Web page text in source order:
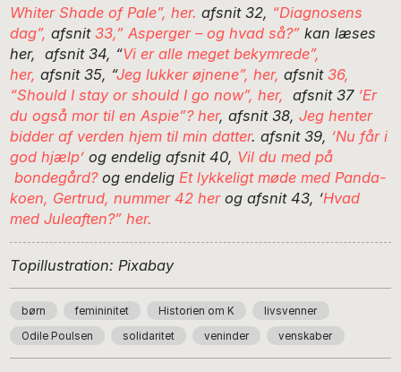
Whiter Shade of Pale”, her. afsnit 32, “Diagnosens
dag”,afsnit33,” Asperger – og hvad så?” kan læses
her, afsnit 34, “Vi er alle meget bekymrede”,
her,afsnit 35, “Jeg lukker øjnene”, her, afsnit36,
“Should I stay or should I go now”, her, afsnit 37 ‘Er
du også mor til en Aspie”? her, afsnit 38,Jeg henter
bidder af verden hjem til min datter. afsnit 39, ‘Nu får i
god hjælp’ og endelig afsnit 40, Vil du med på
bondegård?og endeligEt lykkeligt møde med Panda-
koen, Gertrud, nummer 42 herog afsnit 43, ‘Hvad
med Juleaften?” her.
Topillustration: Pixabay
børn femininitet Historien om K livsvenner
Odile Poulsen solidaritet veninder venskaber